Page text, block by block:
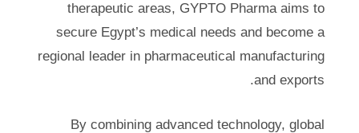
therapeutic areas, GYPTO Pharma aims to
secure Egypt’s medical needs and become a
regional leader in pharmaceutical manufacturing
and exports.
By combining advanced technology, global